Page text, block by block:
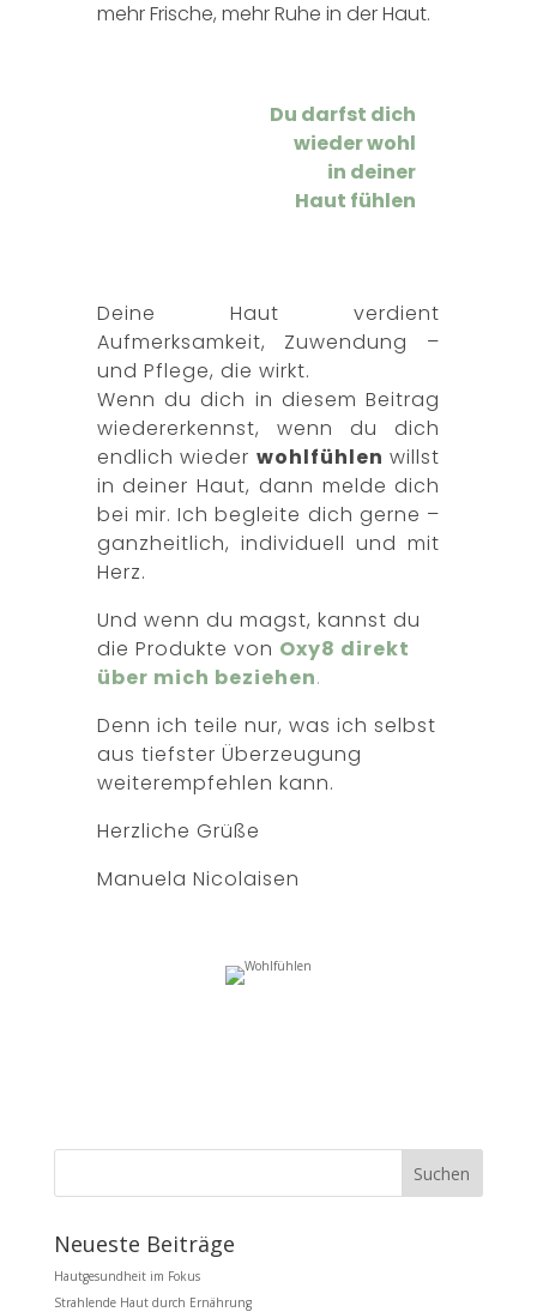
mehr Frische, mehr Ruhe in der Haut.
Du darfst dich
wieder wohl
in deiner
Haut fühlen
Deine Haut verdient
Aufmerksamkeit, Zuwendung –
und Pflege, die wirkt.
Wenn du dich in diesem Beitrag
wiedererkennst, wenn du dich
endlich wieder wohlfühlen willst
in deiner Haut, dann melde dich
bei mir. Ich begleite dich gerne –
ganzheitlich, individuell und mit
Herz.
Und wenn du magst, kannst du
die Produkte von Oxy8 direkt
über mich beziehen.
Denn ich teile nur, was ich selbst
aus tiefster Überzeugung
weiterempfehlen kann.
Herzliche Grüße
Manuela Nicolaisen
Neueste Beiträge
Hautgesundheit im Fokus
Strahlende Haut durch Ernährung